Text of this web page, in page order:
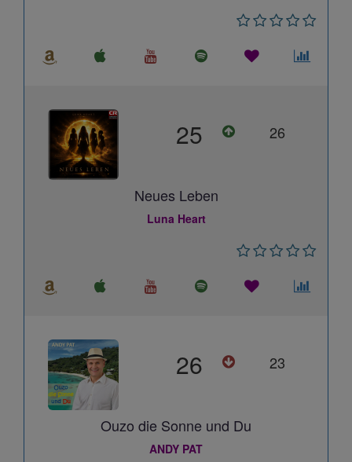
25 26
Neues Leben
Luna Heart
26 23
Ouzo die Sonne und Du
ANDY PAT